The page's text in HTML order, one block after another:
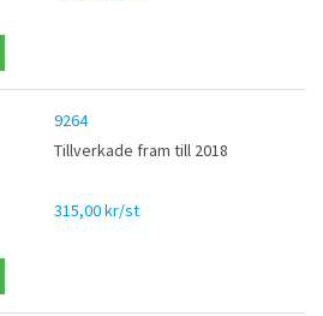
9264
Tillverkade fram till 2018
315,00 kr/st